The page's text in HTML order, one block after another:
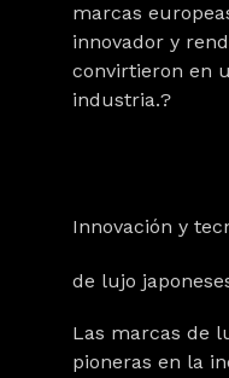
marcas
innovador y
convirtieron en
industria.?
Innovación y
de lujo
Las marcas de
pioneras en la